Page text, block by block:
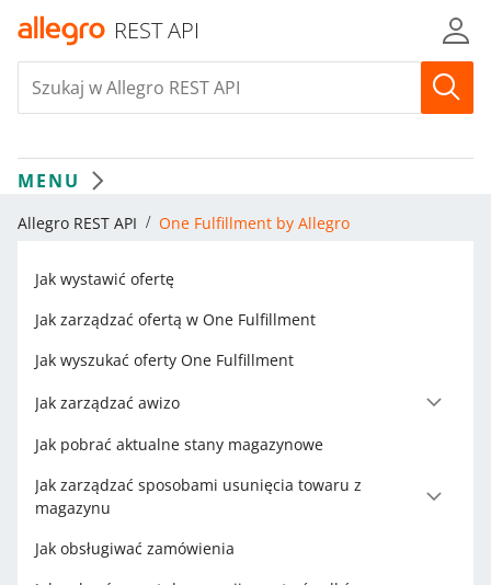
REST API
MENU
Allegro REST API One Fulfillment by Allegro
Jak wystawić ofertę
Jak zarządzać ofertą w One Fulfillment
Jak wyszukać oferty One Fulfillment
Jak zarządzać awizo
Jak pobrać aktualne stany magazynowe
Jak zarządzać sposobami usunięcia towaru z
magazynu
Jak obsługiwać zamówienia